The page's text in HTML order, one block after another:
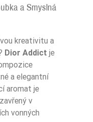
a Smyslná
kreativitu a
Dior Addict je
a elegantní
aromat je
v
vonných